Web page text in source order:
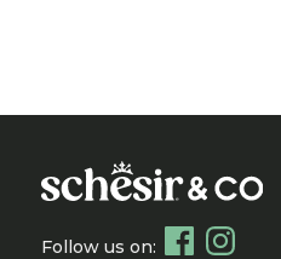
Follow us on: